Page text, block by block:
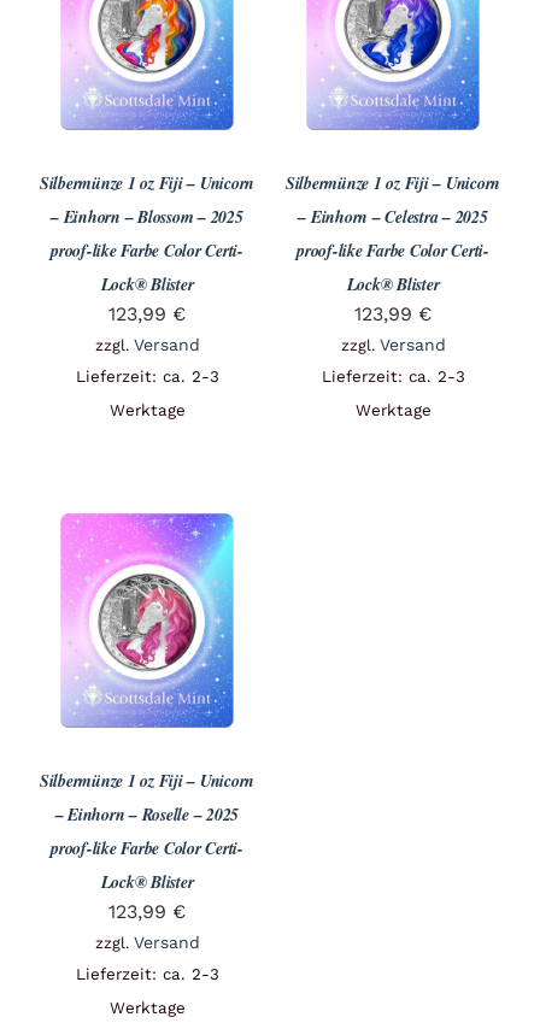
Silbermünze 1 oz Fiji – Unicorn
– Einhorn – Blossom – 2025
proof-like Farbe Color Certi-
Lock® Blister
123,99 €
zzgl. Versand
Lieferzeit: ca. 2-3
Werktage
Silbermünze 1 oz Fiji – Unicorn
– Einhorn – Celestra – 2025
proof-like Farbe Color Certi-
Lock® Blister
123,99 €
zzgl. Versand
Lieferzeit: ca. 2-3
Werktage
Silbermünze 1 oz Fiji – Unicorn
– Einhorn – Roselle – 2025
proof-like Farbe Color Certi-
Lock® Blister
123,99 €
zzgl. Versand
Lieferzeit: ca. 2-3
Werktage